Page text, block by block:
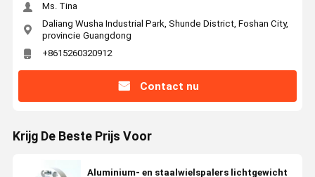
Ms. Tina
Daliang Wusha Industrial Park, Shunde District, Foshan City,
provincie Guangdong
+8615260320912
Contact nu
Krijg De Beste Prijs Voor
Aluminium- en staalwielspalers lichtgewicht